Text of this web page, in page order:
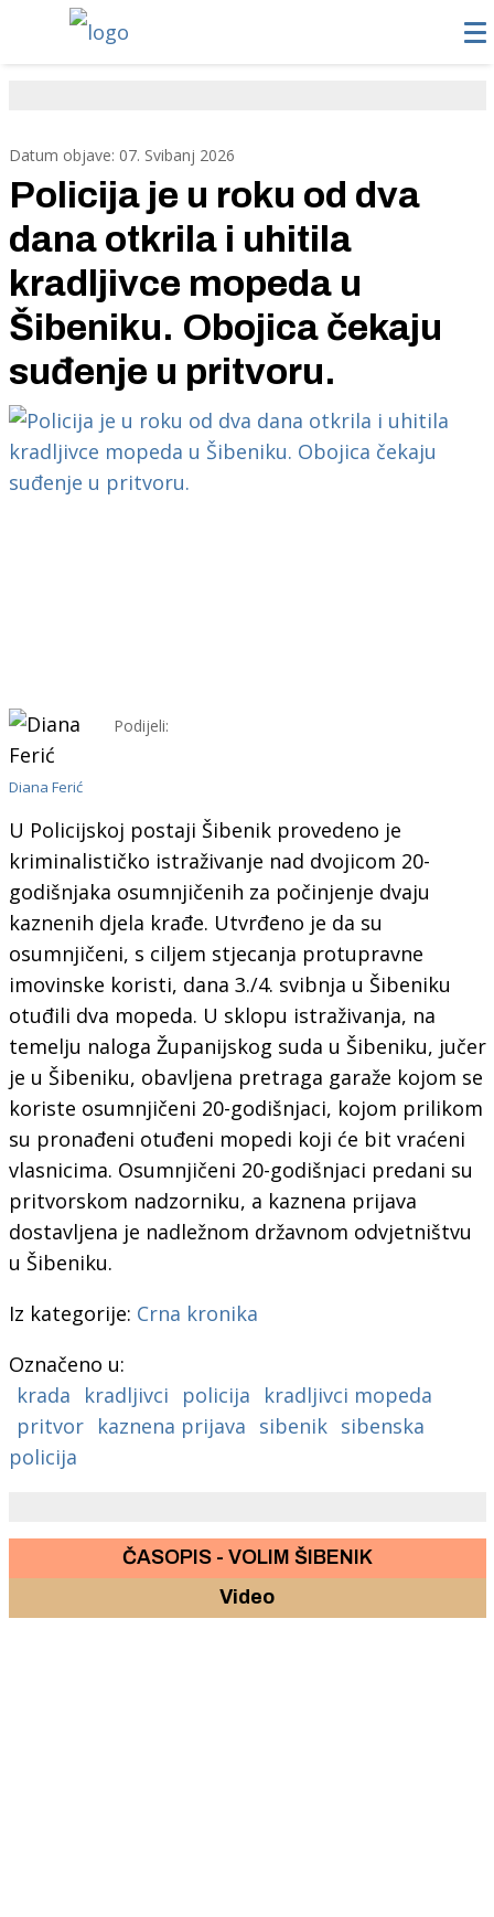
Datum objave: 07. Svibanj 2026
Policija je u roku od dva
dana otkrila i uhitila
kradljivce mopeda u
Šibeniku. Obojica čekaju
suđenje u pritvoru.
Diana Ferić
Podijeli:
U Policijskoj postaji Šibenik provedeno je
kriminalističko istraživanje nad dvojicom 20-
godišnjaka osumnjičenih za počinjenje dvaju
kaznenih djela krađe. Utvrđeno je da su
osumnjičeni, s ciljem stjecanja protupravne
imovinske koristi, dana 3./4. svibnja u Šibeniku
otuđili dva mopeda. U sklopu istraživanja, na
temelju naloga Županijskog suda u Šibeniku, jučer
je u Šibeniku, obavljena pretraga garaže kojom se
koriste osumnjičeni 20-godišnjaci, kojom prilikom
su pronađeni otuđeni mopedi koji će bit vraćeni
vlasnicima. Osumnjičeni 20-godišnjaci predani su
pritvorskom nadzorniku, a kaznena prijava
dostavljena je nadležnom državnom odvjetništvu
u Šibeniku.
Iz kategorije: Crna kronika
Označeno u:
krada
kradljivci policija
kradljivci mopeda
pritvor kaznena prijava sibenik sibenska
policija
ČASOPIS - VOLIM ŠIBENIK
Video